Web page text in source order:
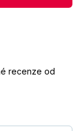
recenze od